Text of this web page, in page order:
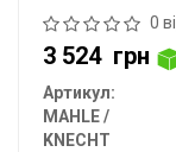
0
3 524 грн
Артикул:
MAHLE /
KNECHT